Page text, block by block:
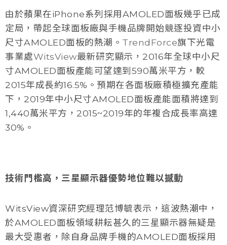
由於蘋果在iPhone系列採用AMOLED面板幾乎已成
定局，帶起全球面板廠與手機品牌開始競逐投資中小
尺寸AMOLED面板的熱潮。 TrendForce旗下光電
事業處WitsView最新研究顯示，2016年全球中小尺
寸AMOLED面板產能可望達到590萬米平方 ，較
2015年成長約16.5%。預期在各面板廠積極擴充產能
下，2019年中小尺寸AMOLED面板產能面積將達到
1,440萬米平方 ，2015~2019年的年複合成長率高達
30%。
技術門檻高，三星顯示器優勢地位難以撼動
WitsView資深研究經理范博毓表示，這波熱潮中，
於AMOLED面板領域耕耘甚久的三星顯示器無疑是
最大受惠者，除自身品牌手機的AMOLED面板採用